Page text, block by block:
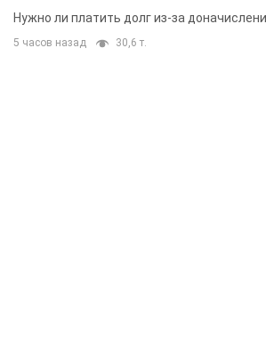
вынес неожиданное решение
Нужно ли платить долг из-за
5 часов назад 30,6 т.